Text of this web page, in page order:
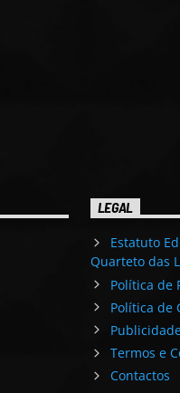
LEGAL
Estatuto
Quarteto das
Política de
Política de
Termos e
Contactos